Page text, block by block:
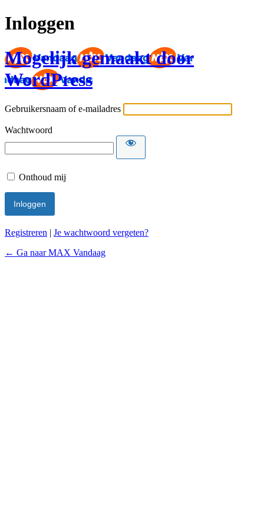
Inloggen
Mogelijk gemaakt door
WordPress
Gebruikersnaam of e-mailadres
Wachtwoord
Onthoud mij
Registreren | Je wachtwoord vergeten?
← Ga naar MAX Vandaag